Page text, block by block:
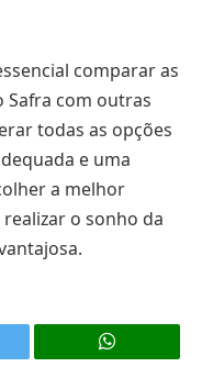
comparar as
Safra com outras
todas as opções
e uma
a melhor
o sonho da